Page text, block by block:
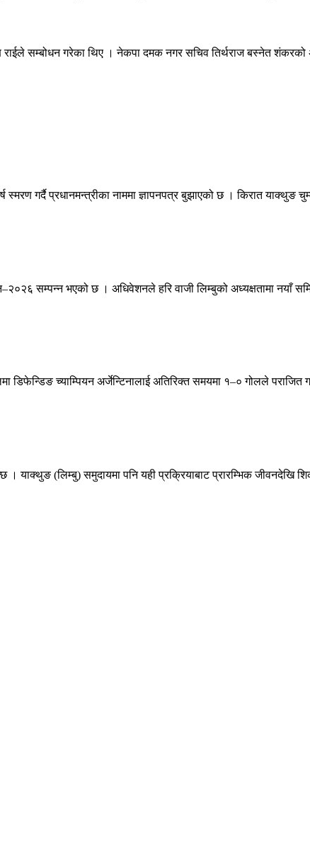
राईले सम्बोधन गरेका थिए । नेकपा दमक नगर सचिव तिर्थराज बस्नेत
गर्दै प्रधानमन्त्रीका नाममा ज्ञापनपत्र बुझाएको छ । किरात याक्थुङ
सम्पन्न भएको छ । अधिवेशनले हरि वाजी लिम्बुको अध्यक्षतामा नयाँ
च्याम्पियन अर्जेन्टिनालाई अतिरिक्त समयमा १–० गोलले
(लिम्बु) समुदायमा पनि यही प्रक्रियाबाट प्रारम्भिक जीवनदेखि